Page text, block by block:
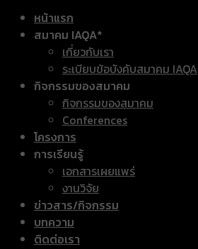
หน้าแรก
สมาคม IAQA*
เกี่ยวกับเรา
ระเบียบข้อบังคับสมาคม IAQA
กิจกรรมของสมาคม
กิจกรรมของสมาคม
Conferences
โครงการ
การเรียนรู้
เอกสารเผยแพร่
งานวิจัย
ข่าวสาร/กิจกรรม
บทความ
ติดต่อเรา